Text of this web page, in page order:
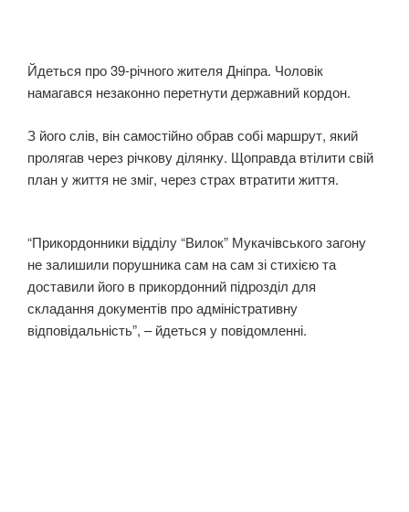
Йдеться про 39-річного жителя Дніпра. Чоловік
намагався незаконно перетнути державний кордон.
З його слів, він самостійно обрав собі маршрут, який
пролягав через річкову ділянку. Щоправда втілити свій
план у життя не зміг, через страх втратити життя.
“Прикордонники відділу “Вилок” Мукачівського загону
не залишили порушника сам на сам зі стихією та
доставили його в прикордонний підрозділ для
складання документів про адміністративну
відповідальність”, – йдеться у повідомленні.